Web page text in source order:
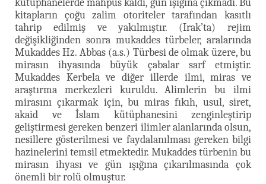
kütüphanelerde mahpus kaldı, gün ışığına çıkmadı. Bu
kitapların çoğu zalim otoriteler tarafından kasıtlı
tahrip edilmiş ve yakılmıştır. (Irak’ta) rejim
değişikliğinden sonra mukaddes türbeler, aralarında
Mukaddes Hz. Abbas (a.s.) Türbesi de olmak üzere, bu
mirasın ihyasında büyük çabalar sarf etmiştir.
Mukaddes Kerbela ve diğer illerde ilmi, miras ve
araştırma merkezleri kuruldu. Alimlerin bu ilmi
mirasını çıkarmak için, bu miras fıkıh, usul, siret,
akaid ve İslam kütüphanesini zenginleştirip
geliştirmesi gereken benzeri ilimler alanlarında olsun,
nesillere gösterilmesi ve faydalanılması gereken bilgi
hazinelerini temsil etmektedir. Mukaddes türbenin bu
mirasın ihyası ve gün ışığına çıkarılmasında çok
önemli bir rolü olmuştur.